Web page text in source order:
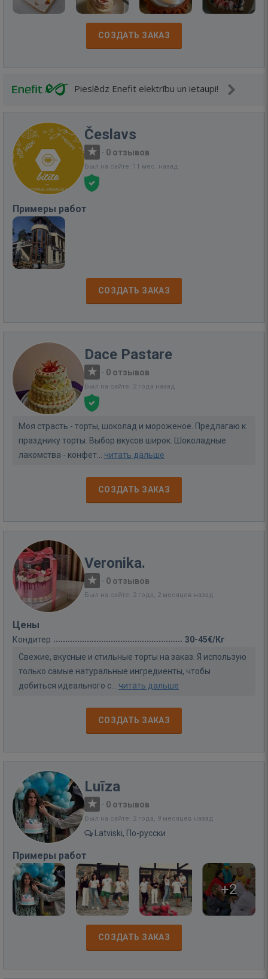
СОЗДАТЬ ЗАКАЗ
Pieslēdz Enefit elektrību un ietaupi!
Česlavs
· 0 отзывов
Был на сайте: 11 мес. назад
Примеры работ
СОЗДАТЬ ЗАКАЗ
Dace Pastare
· 0 отзывов
Был на сайте: 2 года назад
Моя страсть - торты, шоколад и мороженое. Предлагаю к
празднику торты. Выбор вкусов широк. Шоколадные
лакомства - конфет... читать дальше
СОЗДАТЬ ЗАКАЗ
Veronika.
· 0 отзывов
Был на сайте: 2 года, 2 месяцев назад
Цены
Кондитер
30-45€/Кг
Свежие, вкусные и стильные торты на заказ. Я использую
только самые натуральные ингредиенты, чтобы
добиться идеального с... читать дальше
СОЗДАТЬ ЗАКАЗ
Luīza
· 0 отзывов
Был на сайте: 2 года, 9 месяцев назад
Latviski, По-русски
Примеры работ
+2
СОЗДАТЬ ЗАКАЗ